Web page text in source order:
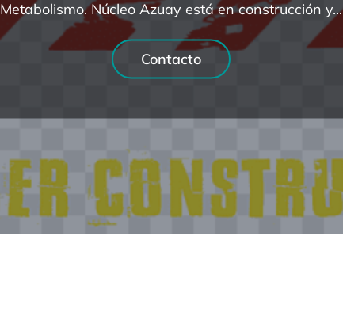
Metabolismo. Núcleo Azuay está en construcción y...
Contacto